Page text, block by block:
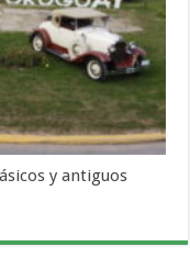
y antiguos